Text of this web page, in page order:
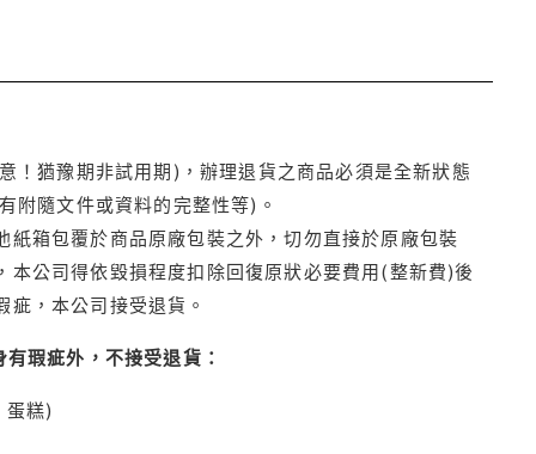
！猶豫期非試用期)，辦理退貨之商品必須是全新狀態
附隨文件或資料的完整性等)。
箱包覆於商品原廠包裝之外，切勿直接於原廠包裝
公司得依毀損程度扣除回復原狀必要費用(整新費)後
，本公司接受退貨。
瑕疵外，不接受退貨：
蛋糕)